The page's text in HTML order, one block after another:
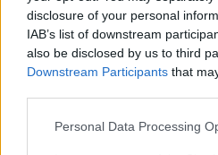
disclosure of your personal
IAB’s list of downstream
also be disclosed by us to third
Downstream Participants that
Personal Data Processing
Tagi: PATRIARCHAT SERBSKI
Najnowsze